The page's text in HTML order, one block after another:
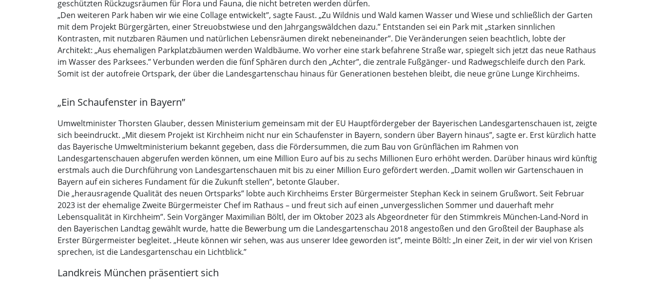
geschützten Rückzugsräumen für Flora und Fauna, die nicht betreten werden dürfen.
„Den weiteren Park haben wir wie eine Collage entwickelt”, sagte Faust. „Zu Wildnis und Wald kamen Wasser und Wiese und schließlich der Garten
mit dem Projekt Bürgergärten, einer Streuobstwiese und den Jahrgangswäldchen dazu.” Entstanden sei ein Park mit „starken sinnlichen
Kontrasten, mit nutzbaren Räumen und natürlichen Lebensräumen direkt nebeneinander”. Die Veränderungen seien beachtlich, lobte der
Architekt: „Aus ehemaligen Parkplatzbäumen werden Waldbäume. Wo vorher eine stark befahrene Straße war, spiegelt sich jetzt das neue Rathaus
im Wasser des Parksees.” Verbunden werden die fünf Sphären durch den „Achter”, die zentrale Fußgänger- und Radwegschleife durch den Park.
Somit ist der autofreie Ortspark, der über die Landesgartenschau hinaus für Generationen bestehen bleibt, die neue grüne Lunge Kirchheims.
„Ein Schaufenster in Bayern”
Umweltminister Thorsten Glauber, dessen Ministerium gemeinsam mit der EU Hauptfördergeber der Bayerischen Landesgartenschauen ist, zeigte
sich beeindruckt. „Mit diesem Projekt ist Kirchheim nicht nur ein Schaufenster in Bayern, sondern über Bayern hinaus”, sagte er. Erst kürzlich hatte
das Bayerische Umweltministerium bekannt gegeben, dass die Fördersummen, die zum Bau von Grünflächen im Rahmen von
Landesgartenschauen abgerufen werden können, um eine Million Euro auf bis zu sechs Millionen Euro erhöht werden. Darüber hinaus wird künftig
erstmals auch die Durchführung von Landesgartenschauen mit bis zu einer Million Euro gefördert werden. „Damit wollen wir Gartenschauen in
Bayern auf ein sicheres Fundament für die Zukunft stellen”, betonte Glauber.
Die „herausragende Qualität des neuen Ortsparks” lobte auch Kirchheims Erster Bürgermeister Stephan Keck in seinem Grußwort. Seit Februar
2023 ist der ehemalige Zweite Bürgermeister Chef im Rathaus – und freut sich auf einen „unvergesslichen Sommer und dauerhaft mehr
Lebensqualität in Kirchheim”. Sein Vorgänger Maximilian Böltl, der im Oktober 2023 als Abgeordneter für den Stimmkreis München-Land-Nord in
den Bayerischen Landtag gewählt wurde, hatte die Bewerbung um die Landesgartenschau 2018 angestoßen und den Großteil der Bauphase als
Erster Bürgermeister begleitet. „Heute können wir sehen, was aus unserer Idee geworden ist”, meinte Böltl: „In einer Zeit, in der wir viel von Krisen
sprechen, ist die Landesgartenschau ein Lichtblick.”
Landkreis München präsentiert sich